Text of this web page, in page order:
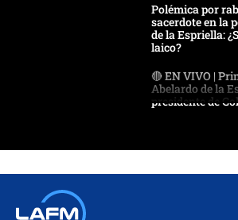
Polémica por
sacerdote en la
de la Espriella:
laico?
🔴 EN VIVO |
Abelardo de la
presidente de